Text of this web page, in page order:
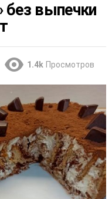
без выпечки
1.4k Просмотров